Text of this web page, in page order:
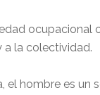
ocupacional
a la colectividad.
el hombre es un